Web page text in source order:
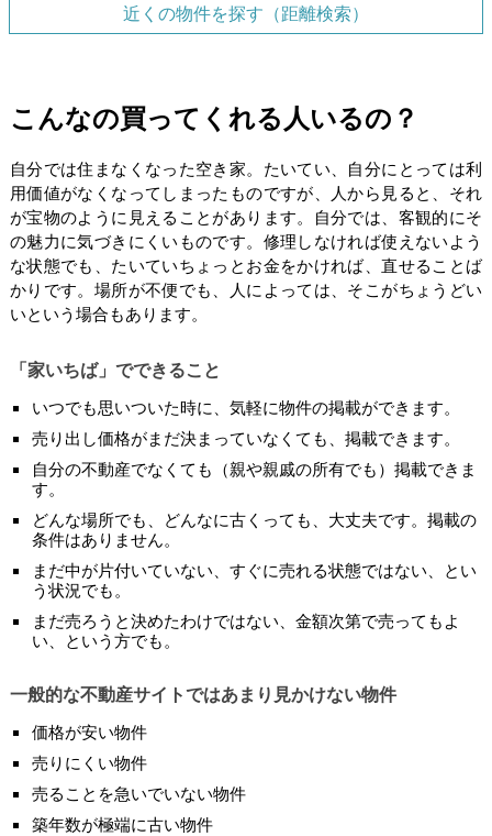
近くの物件を探す（距離検索）
こんなの買ってくれる人いるの？
自分では住まなくなった空き家。たいてい、自分にとっては利
用価値がなくなってしまったものですが、人から見ると、それ
が宝物のように見えることがあります。自分では、客観的にそ
の魅力に気づきにくいものです。修理しなければ使えないよう
な状態でも、たいていちょっとお金をかければ、直せることば
かりです。場所が不便でも、人によっては、そこがちょうどい
いという場合もあります。
「家いちば」でできること
いつでも思いついた時に、気軽に物件の掲載ができます。
売り出し価格がまだ決まっていなくても、掲載できます。
自分の不動産でなくても（親や親戚の所有でも）掲載できま
す。
どんな場所でも、どんなに古くっても、大丈夫です。掲載の
条件はありません。
まだ中が片付いていない、すぐに売れる状態ではない、とい
う状況でも。
まだ売ろうと決めたわけではない、金額次第で売ってもよ
い、という方でも。
一般的な不動産サイトではあまり見かけない物件
価格が安い物件
売りにくい物件
売ることを急いでいない物件
築年数が極端に古い物件